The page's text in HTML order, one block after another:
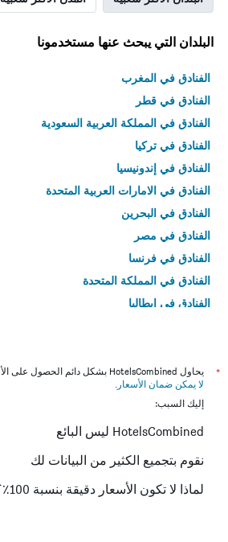
البلدان التي يبحث عنها مستخدمونا
الفنادق في المغرب
الفنادق في قطر
الفنادق في المملكة العربية السعودية
الفنادق في تركيا
الفنادق في إندونيسيا
الفنادق في الامارات العربية المتحدة
الفنادق في البحرين
الفنادق في مصر
الفنادق في فرنسا
الفنادق في المملكة المتحدة
الفنادق في إيطاليا
*
يحاول HotelsCombined بشكل دائم الحصول على الأسعار الدقيقة، ولكن
لا يمكن ضمان الأسعار .
إليك السبب:
HotelsCombined ليس البائع
نقوم بتجميع الكثير من البيانات لك
لماذا لا تكون الأسعار دقيقة بنسبة 100٪؟